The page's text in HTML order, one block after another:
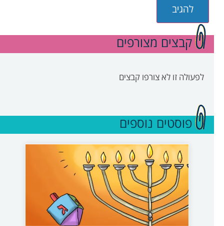
קבצים מצורפים
לפעולה זו לא צורפו קבצים
פוסטים נוספים